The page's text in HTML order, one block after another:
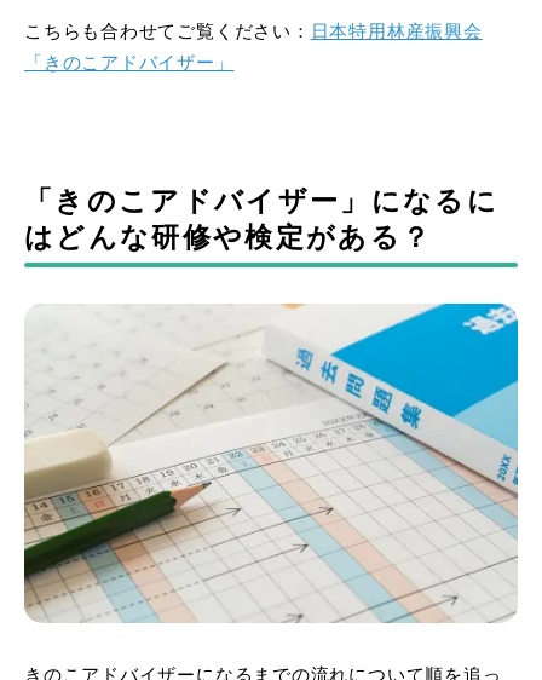
こちらも合わせてご覧ください： 日本特用林産振興会
「きのこアドバイザー」
「きのこアドバイザー」になるに
はどんな研修や検定がある？
きのこアドバイザーになるまでの流れについて順を追っ